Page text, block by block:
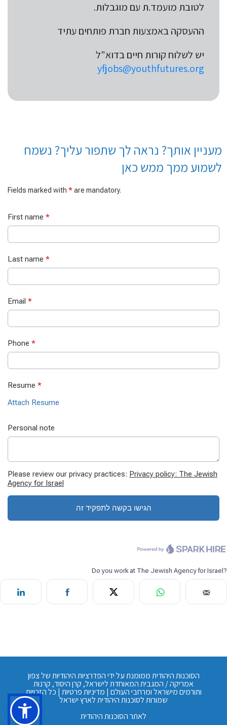
לטובת מועמד.ת עם מוגבלות.
ההעסקה באמצעות חברת פותחים עתיד
יש לשלוח קורות חיים בדוא"ל
yfjobs@youthfutures.org
מעניין אותך? נראה לך שתפור עליך? נשמח
לשמוע ממך ממש כאן
הסוכנות היהודית ממומנת על ידי הפדרציות היהודיות של צפון
אמריקה / המגבית המאוחדת לישראל, קרן היסוד, קרנות
ותורמים מישראל ומרחבי העולם | מדיניות פרטיות | כל הזכויות
שמורות לסוכנות היהודית לארץ ישראל
לאתר הסוכנות היהודית